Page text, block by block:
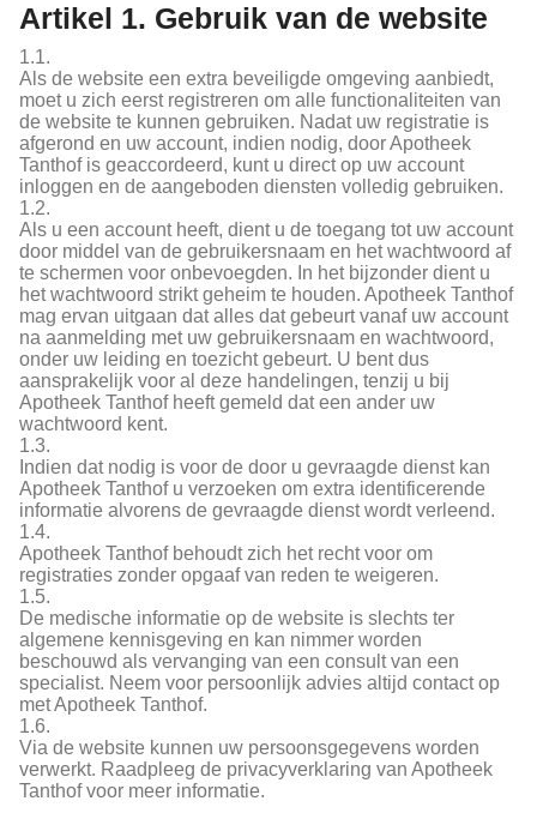
Artikel 1. Gebruik van de website
1.1.
Als de website een extra beveiligde omgeving aanbiedt,
moet u zich eerst registreren om alle functionaliteiten van
de website te kunnen gebruiken. Nadat uw registratie is
afgerond en uw account, indien nodig, door Apotheek
Tanthof is geaccordeerd, kunt u direct op uw account
inloggen en de aangeboden diensten volledig gebruiken.
1.2.
Als u een account heeft, dient u de toegang tot uw account
door middel van de gebruikersnaam en het wachtwoord af
te schermen voor onbevoegden. In het bijzonder dient u
het wachtwoord strikt geheim te houden. Apotheek Tanthof
mag ervan uitgaan dat alles dat gebeurt vanaf uw account
na aanmelding met uw gebruikersnaam en wachtwoord,
onder uw leiding en toezicht gebeurt. U bent dus
aansprakelijk voor al deze handelingen, tenzij u bij
Apotheek Tanthof heeft gemeld dat een ander uw
wachtwoord kent.
1.3.
Indien dat nodig is voor de door u gevraagde dienst kan
Apotheek Tanthof u verzoeken om extra identificerende
informatie alvorens de gevraagde dienst wordt verleend.
1.4.
Apotheek Tanthof behoudt zich het recht voor om
registraties zonder opgaaf van reden te weigeren.
1.5.
De medische informatie op de website is slechts ter
algemene kennisgeving en kan nimmer worden
beschouwd als vervanging van een consult van een
specialist. Neem voor persoonlijk advies altijd contact op
met Apotheek Tanthof.
1.6.
Via de website kunnen uw persoonsgegevens worden
verwerkt. Raadpleeg de privacyverklaring van Apotheek
Tanthof voor meer informatie.